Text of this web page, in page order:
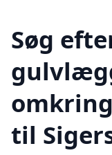
Søg
til